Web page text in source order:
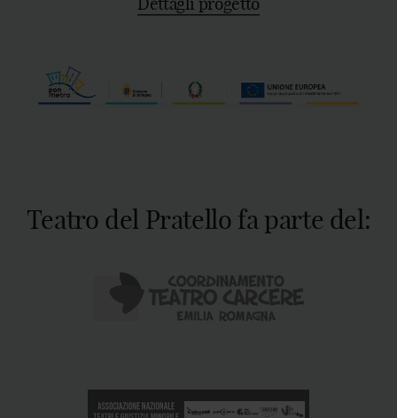
Teatro del Pratello fa parte del: